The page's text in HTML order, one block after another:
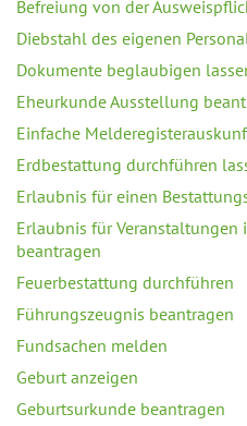
Befreiung von der
Diebstahl des eigenen
Dokumente beglaubigen
Eheurkunde Ausstellung
Einfache
Erdbestattung durchführen
Erlaubnis für einen
Erlaubnis für Veranstaltungen
beantragen
Feuerbestattung durchführen
Führungszeugnis beantragen
Fundsachen melden
Geburt anzeigen
Geburtsurkunde beantragen